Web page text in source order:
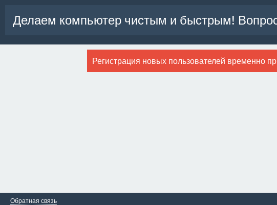
Делаем компьютер чистым и быстрым!
Регистрация новых пользователей временно
Обратная связь